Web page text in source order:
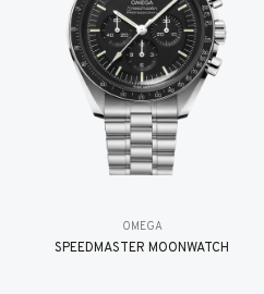
OMEGA
SPEEDMASTER MOONWATCH